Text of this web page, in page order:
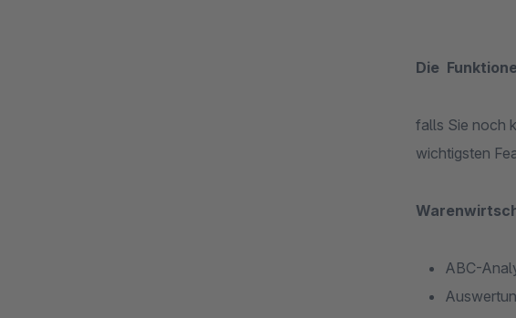
Die
falls Sie noch
wichtigsten
ABC-